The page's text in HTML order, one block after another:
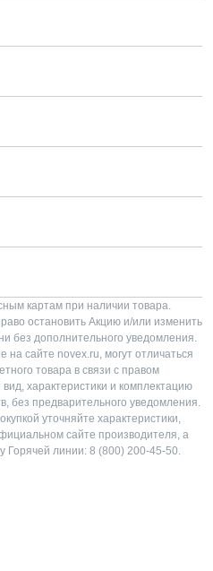
картам при наличии товара.
остановить Акцию и/или изменить
без дополнительного уведомления.
сайте novex.ru, могут отличаться
товара в связи с правом
характеристики и комплектацию
без предварительного уведомления.
уточняйте характеристики,
сайте производителя, а
Горячей линии: 8 (800) 200-45-50.